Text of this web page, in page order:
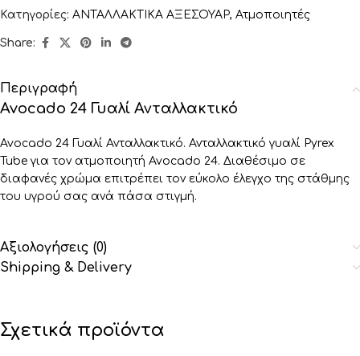
Κατηγορίες: ΑΝΤΑΛΛΑΚΤΙΚΑ ΑΞΕΣΟΥΑΡ, Ατμοποιητές
Share:
Περιγραφή
Avocado 24 Γυαλί Ανταλλακτικό
Avocado 24 Γυαλί Ανταλλακτικό. Ανταλλακτικό γυαλί Pyrex
Tube για τον ατμοποιητή Avocado 24. Διαθέσιμο σε
διαφανές χρώμα επιτρέπει τον εύκολο έλεγχο της στάθμης
του υγρού σας ανά πάσα στιγμή.
Αξιολογήσεις (0)
Shipping & Delivery
Σχετικά προϊόντα